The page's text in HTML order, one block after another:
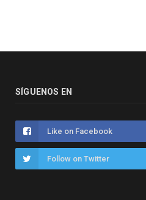
SÍGUENOS EN
Like on Facebook
Follow on Twitter